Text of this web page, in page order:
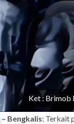
Ket : Brimob
– Bengkalis: Terkait